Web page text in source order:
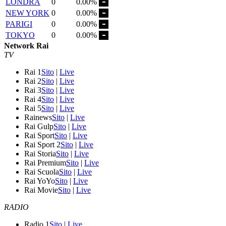
LONDRA 0
0.00%
NEW YORK 0
0.00%
PARIGI
0
0.00%
TOKYO
0
0.00%
Network Rai
TV
Rai 1 Sito | Live
Rai 2Sito | Live
Rai 3Sito | Live
Rai 4Sito | Live
Rai 5Sito | Live
RainewsSito | Live
Rai GulpSito | Live
Rai SportSito | Live
Rai Sport 2Sito | Live
Rai StoriaSito | Live
Rai PremiumSito | Live
Rai ScuolaSito | Live
Rai YoYoSito | Live
Rai MovieSito | Live
RADIO
Radio 1 Sito | Live